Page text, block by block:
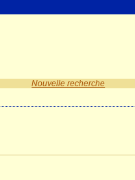
Nouvelle recherche